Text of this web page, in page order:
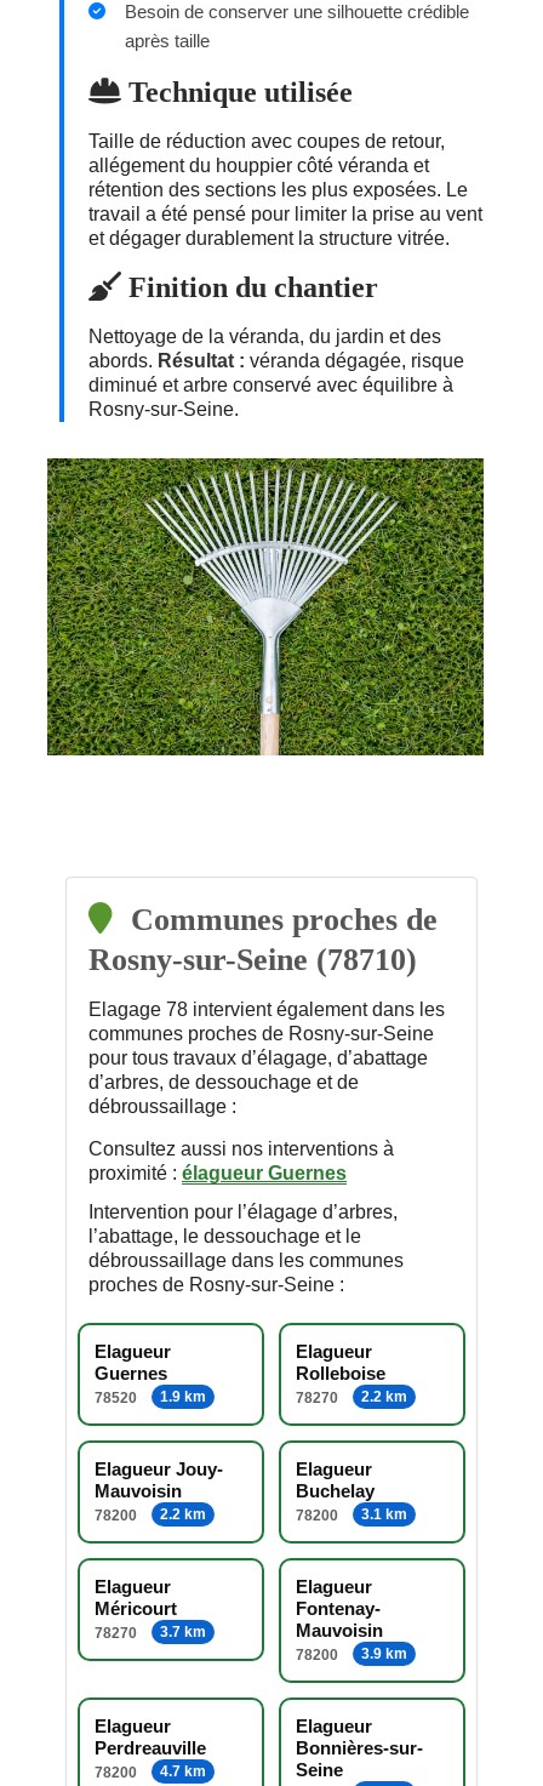
Besoin de conserver une silhouette crédible
après taille
Technique utilisée
Taille de réduction avec coupes de retour,
allégement du houppier côté véranda et
rétention des sections les plus exposées. Le
travail a été pensé pour limiter la prise au vent
et dégager durablement la structure vitrée.
Finition du chantier
Nettoyage de la véranda, du jardin et des
abords. Résultat : véranda dégagée, risque
diminué et arbre conservé avec équilibre à
Rosny-sur-Seine.
Communes proches de
Rosny-sur-Seine (78710)
Elagage 78 intervient également dans les
communes proches de Rosny-sur-Seine
pour tous travaux d’élagage, d’abattage
d’arbres, de dessouchage et de
débroussaillage :
Consultez aussi nos interventions à
proximité : élagueur Guernes
Intervention pour l’élagage d’arbres,
l’abattage, le dessouchage et le
débroussaillage dans les communes
proches de Rosny-sur-Seine :
Elagueur
Guernes
78520 1.9 km
Elagueur
Rolleboise
78270 2.2 km
Elagueur Jouy-
Mauvoisin
78200 2.2 km
Elagueur
Buchelay
78200 3.1 km
Elagueur
Méricourt
78270 3.7 km
Elagueur
Fontenay-
Mauvoisin
78200 3.9 km
Elagueur
Perdreauville
78200 4.7 km
Elagueur
Bonnières-sur-
Seine